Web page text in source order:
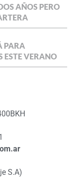
AÑOS PERO
PARA
ESTE VERANO
S.A)